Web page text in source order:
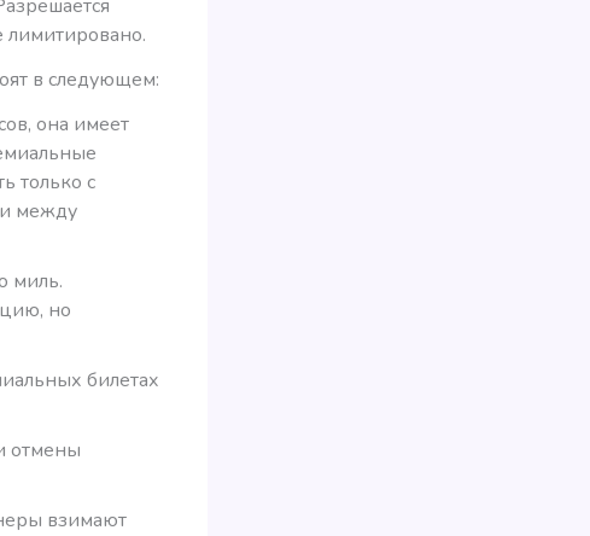
лимитировано.
в следующем:
она имеет
только с
между
миль.
но
билетах
отмены
взимают